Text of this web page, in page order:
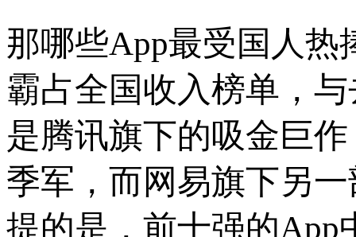
那哪些App最受国人
霸占全国收入榜单，
是腾讯旗下的吸金巨
季军，而网易旗下另
提的是，前十强的App